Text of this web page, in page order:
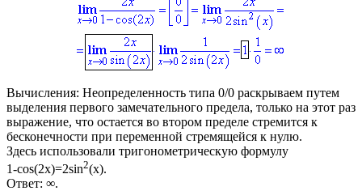
Вычисления: Неопределенность типа 0/0 раскрываем путем
выделения первого замечательного предела, только на этот раз
выражение, что остается во втором пределе стремится к
бесконечности при переменной стремящейся к нулю.
Здесь использовали тригонометрическую формулу
1-cos(2x)=2sin2(x).
Ответ: ∞.